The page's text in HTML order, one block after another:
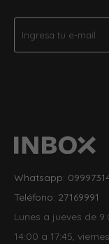
Whatsapp:
Teléfono: 27169991
Lunes a jueves de
14:00 a 17:45,